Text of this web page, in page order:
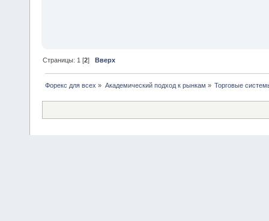
Страницы: 1 [2]Вверх
Форекс для всех » Академический подход к рынкам » Торговые